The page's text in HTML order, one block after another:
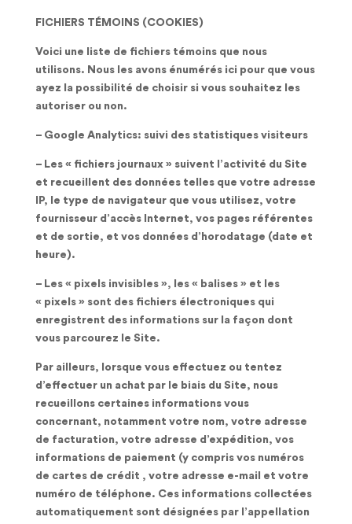
FICHIERS TÉMOINS (COOKIES)
Voici une liste de fichiers témoins que nous
utilisons. Nous les avons énumérés ici pour que vous
ayez la possibilité de choisir si vous souhaitez les
autoriser ou non.
– Google Analytics: suivi des statistiques visiteurs
– Les « fichiers journaux » suivent l’activité du Site
et recueillent des données telles que votre adresse
IP, le type de navigateur que vous utilisez, votre
fournisseur d’accès Internet, vos pages référentes
et de sortie, et vos données d’horodatage (date et
heure).
– Les « pixels invisibles », les « balises » et les
« pixels » sont des fichiers électroniques qui
enregistrent des informations sur la façon dont
vous parcourez le Site.
Par ailleurs, lorsque vous effectuez ou tentez
d’effectuer un achat par le biais du Site, nous
recueillons certaines informations vous
concernant, notamment votre nom, votre adresse
de facturation, votre adresse d’expédition, vos
informations de paiement (y compris vos numéros
de cartes de crédit , votre adresse e-mail et votre
numéro de téléphone. Ces informations collectées
automatiquement sont désignées par l’appellation